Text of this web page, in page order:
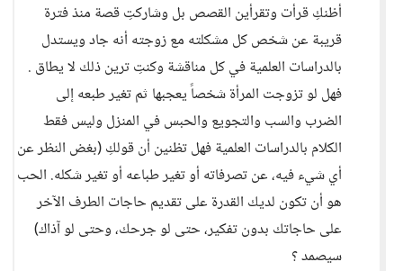
أظنكِ قرأت وتقرأين القصص بل وشاركتِ قصة منذ فترة
قريبة عن شخص كل مشكلته مع زوجته أنه جاد ويستدل
بالدراسات العلمية في كل مناقشة وكنتِ ترين ذلك لا يطاق .
فهل لو تزوجت المرأة شخصاً يعجبها ثم تغير طبعه إلى
الضرب والسب والتجويع والحبس في المنزل وليس فقط
الكلام بالدراسات العلمية فهل تظنين أن قولكِ (بغض النظر عن
أي شيء فيه، عن تصرفاته أو تغير طباعه أو تغير شكله. الحب
هو أن تكون لديك القدرة على تقديم حاجات الطرف الآخر
على حاجاتك بدون تفكير، حتى لو جرحك، وحتى لو آذاك)
سيصمد ؟